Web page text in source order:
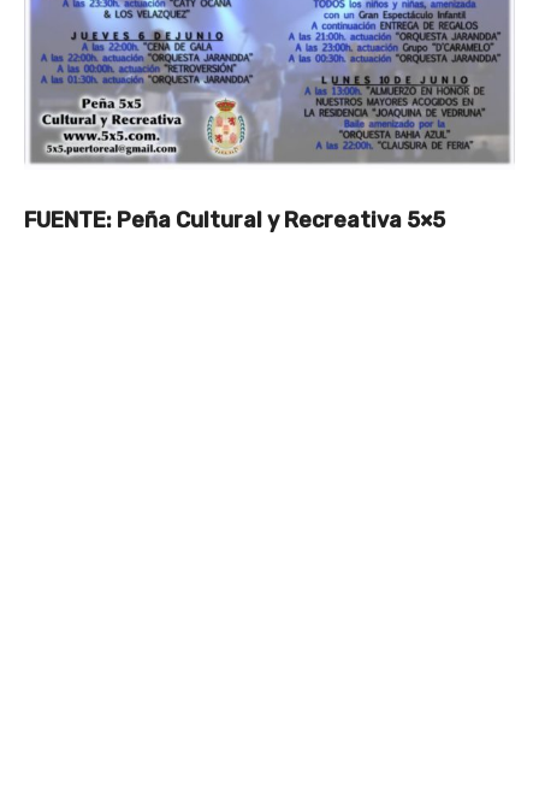
FUENTE: Peña Cultural y Recreativa 5×5